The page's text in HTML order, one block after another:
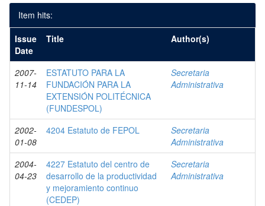
Item hits:
Issue
Date
Title Author(s)
2007-
11-14
ESTATUTO PARA LA
FUNDACIÓN PARA LA
EXTENSIÓN POLITÉCNICA
(FUNDESPOL)
Secretaria
Administrativa
2002-
01-08
4204 Estatuto de FEPOL
Secretaria
Administrativa
2004-
04-23
4227 Estatuto del centro de
desarrollo de la productividad
y mejoramiento continuo
(CEDEP)
Secretaria
Administrativa